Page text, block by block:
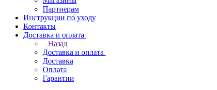
Партнерам
Инструкции по уходу
Контакты
Доставка и оплата
Назад
Доставка и оплата
Доставка
Оплата
Гарантии